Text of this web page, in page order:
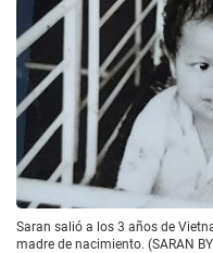
Marina. Y hay una
furioso y el personaje
tiene tanta rabia. Y
abandonó, mi papá
importar?'.
"En ese momento,
que para poder ver tu
aprender a perdonar y